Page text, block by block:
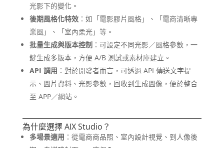
光影下的變化。
後期風格化特效：如「電影膠片風格」、「電商清晰專
業風」、「室內柔光」等。
批量生成與版本控制：可設定不同光影／風格參數，一
鍵生成多版本，方便 A/B 測試或素材庫建立。
API 調用 ：對於開發者而言，可透過 API 傳送文字提
示、圖片資料、光影參數，回收到生成圖像，便於整合
至 APP／網站。
為什麼選擇 AIX Studio？
多場景適用 ：從電商商品照、室內設計視覺、到人像後